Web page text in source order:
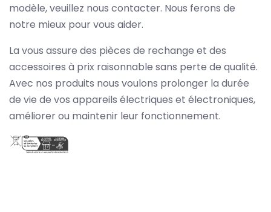
modèle, veuillez nous contacter. Nous ferons de
notre mieux pour vous aider.
La vous assure des pièces de rechange et des
accessoires à prix raisonnable sans perte de qualité.
Avec nos produits nous voulons prolonger la durée
de vie de vos appareils électriques et électroniques,
améliorer ou maintenir leur fonctionnement.